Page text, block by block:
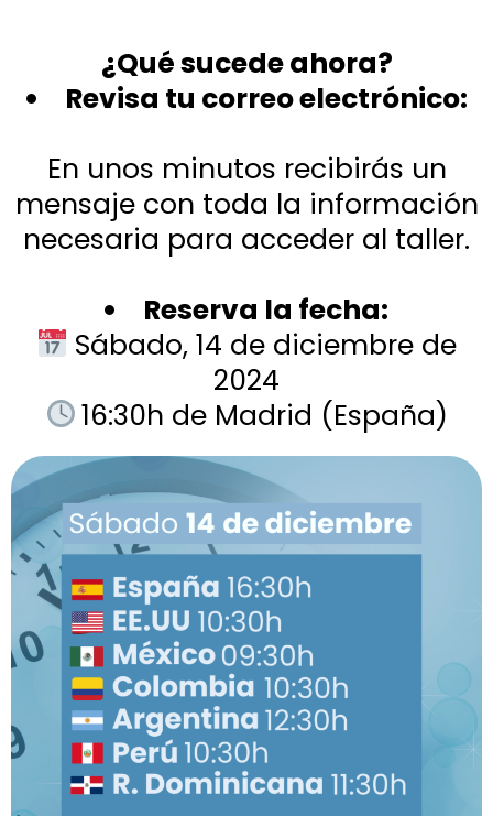
¿Qué sucede ahora?
Revisa tu correo electrónico:
En unos minutos recibirás un
mensaje con toda la información
necesaria para acceder al taller.
Reserva la fecha:
Sábado, 14 de diciembre de
2024
16:30h de Madrid (España)